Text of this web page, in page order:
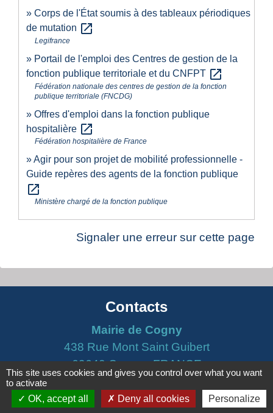
Corps de l'État soumis à des tableaux périodiques
de mutation open_in_new
Legifrance
Portail de l'emploi des Centres de gestion de la
fonction publique territoriale et du CNFPT open_in_new
Fédération nationale des centres de gestion de la fonction
publique territoriale (FNCDG)
Offres d'emploi dans la fonction publique
hospitalière open_in_new
Fédération hospitalière de France
Agir pour son projet de mobilité professionnelle -
Guide repères des agents de la fonction publique
open_in_new
Ministère chargé de la fonction publique
Signaler une erreur sur cette page
Contacts
Mairie de Cogny
438 Rue Mont Saint Guibert
69640 Cogny - FRANCE
+33 4 74 67 30 55
Contact par formulaire
This site uses cookies and gives you control over what you want
to activate
OK, accept all
Deny all cookies Personalize